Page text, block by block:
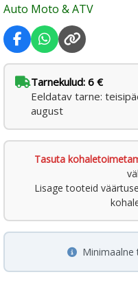
kogus
Auto Moto & ATV
Tarnekulud: 6 €
Eeldatav tarne:
august
Tasuta
Lisage tooteid
Minimaalne